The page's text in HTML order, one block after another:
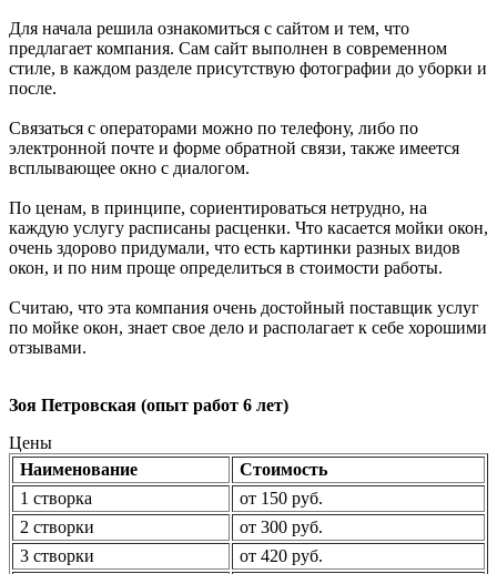
Для начала решила ознакомиться с сайтом и тем, что
предлагает компания. Сам сайт выполнен в современном
стиле, в каждом разделе присутствую фотографии до уборки и
после.
Связаться с операторами можно по телефону, либо по
электронной почте и форме обратной связи, также имеется
всплывающее окно с диалогом.
По ценам, в принципе, сориентироваться нетрудно, на
каждую услугу расписаны расценки. Что касается мойки окон,
очень здорово придумали, что есть картинки разных видов
окон, и по ним проще определиться в стоимости работы.
Считаю, что эта компания очень достойный поставщик услуг
по мойке окон, знает свое дело и располагает к себе хорошими
отзывами.
Зоя Петровская (опыт работ 6 лет)
Цены
Наименование
Стоимость
1 створка
от 150 руб.
2 створки
от 300 руб.
3 створки
от 420 руб.